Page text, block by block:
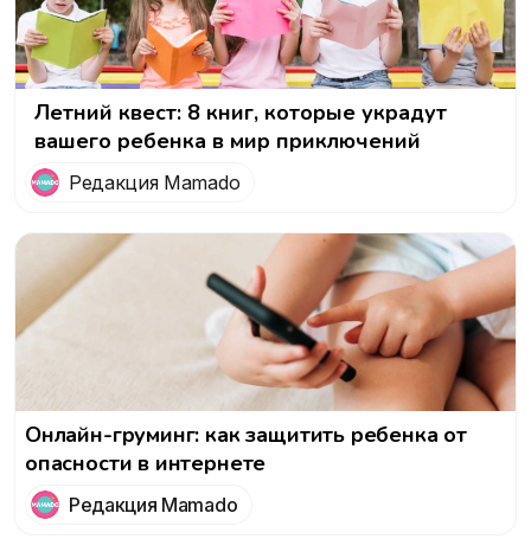
Летний квест: 8 книг, которые украдут
вашего ребенка в мир приключений
Редакция Mamado
Онлайн-груминг: как защитить ребенка от
опасности в интернете
Редакция Mamado